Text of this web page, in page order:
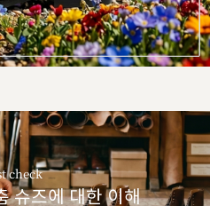
check
슈즈에 대한 이해